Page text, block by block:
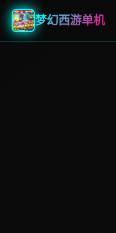
梦幻西游单机